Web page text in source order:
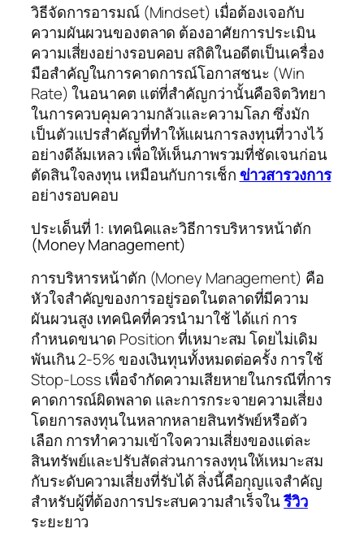
วิธีจัดการอารมณ์ (Mindset) เมื่อต้องเจอกับ
ความผันผวนของตลาด ต้องอาศัยการประเมิน
ความเสี่ยงอย่างรอบคอบ สถิติในอดีตเป็นเครื่อง
มือสำคัญในการคาดการณ์โอกาสชนะ (Win
Rate) ในอนาคต แต่ที่สำคัญกว่านั้นคือจิตวิทยา
ในการควบคุมความกลัวและความโลภ ซึ่งมัก
เป็นตัวแปรสำคัญที่ทำให้แผนการลงทุนที่วางไว้
อย่างดีล้มเหลว เพื่อให้เห็นภาพรวมที่ชัดเจนก่อน
ตัดสินใจลงทุน เหมือนกับการเช็ก ข่าวสารวงการ
อย่างรอบคอบ
ประเด็นที่ 1: เทคนิคและวิธีการบริหารหน้าตัก
(Money Management)
การบริหารหน้าตัก (Money Management) คือ
หัวใจสำคัญของการอยู่รอดในตลาดที่มีความ
ผันผวนสูง เทคนิคที่ควรนำมาใช้ ได้แก่ การ
กำหนดขนาด Position ที่เหมาะสม โดยไม่เดิม
พันเกิน 2-5% ของเงินทุนทั้งหมดต่อครั้ง การใช้
Stop-Loss เพื่อจำกัดความเสียหายในกรณีที่การ
คาดการณ์ผิดพลาด และการกระจายความเสี่ยง
โดยการลงทุนในหลากหลายสินทรัพย์หรือตัว
เลือก การทำความเข้าใจความเสี่ยงของแต่ละ
สินทรัพย์และปรับสัดส่วนการลงทุนให้เหมาะสม
กับระดับความเสี่ยงที่รับได้ สิ่งนี้คือกุญแจสำคัญ
สำหรับผู้ที่ต้องการประสบความสำเร็จในรีวิว
ระยะยาว